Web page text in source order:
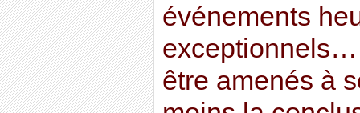
événements
être amenés à